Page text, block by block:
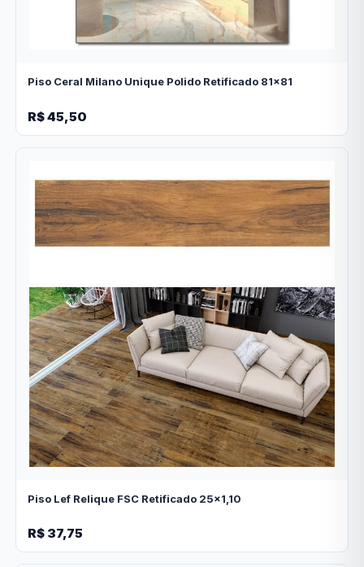
Piso Ceral Milano Unique Polido Retificado 81x81
R$ 45,50
Piso Lef Relique FSC Retificado 25x1,10
R$ 37,75